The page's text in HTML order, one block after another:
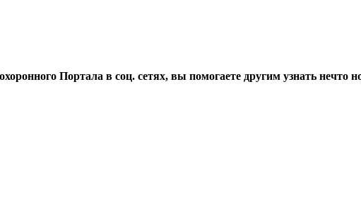
Портала в соц. сетях, вы помогаете другим узнать нечто